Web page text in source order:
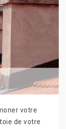
votre
de votre